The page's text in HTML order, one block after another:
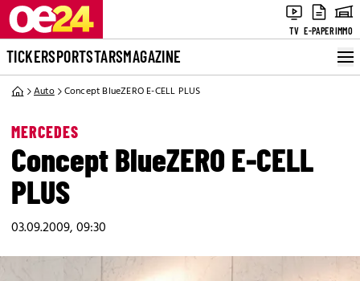
TV E-PAPERIMMO
TICKERSPORTSTARSMAGAZINE
Auto Concept BlueZERO E-CELL PLUS
MERCEDES
Concept BlueZERO E-CELL
PLUS
03.09.2009, 09:30